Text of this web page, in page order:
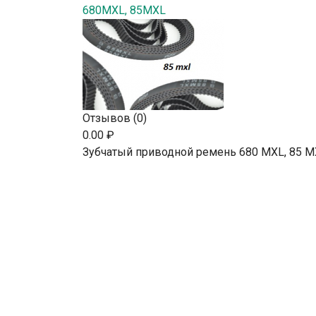
680MXL, 85MXL
Отзывов (0)
0.00 ₽
Зубчатый приводной ремень 680 MXL, 85